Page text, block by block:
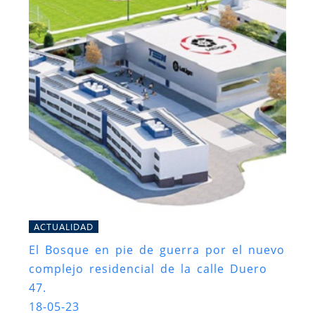
ACTUALIDAD
El Bosque en pie de guerra por el nuevo
complejo residencial de la calle Duero
47.
18-05-23